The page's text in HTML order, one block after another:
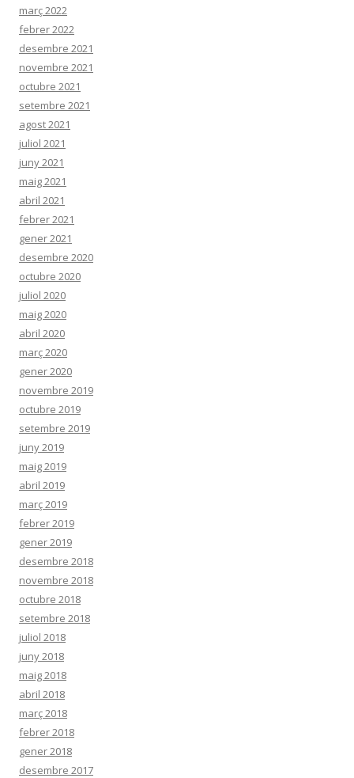
març 2022
febrer 2022
desembre 2021
novembre 2021
octubre 2021
setembre 2021
agost 2021
juliol 2021
juny 2021
maig 2021
abril 2021
febrer 2021
gener 2021
desembre 2020
octubre 2020
juliol 2020
maig 2020
abril 2020
març 2020
gener 2020
novembre 2019
octubre 2019
setembre 2019
juny 2019
maig 2019
abril 2019
març 2019
febrer 2019
gener 2019
desembre 2018
novembre 2018
octubre 2018
setembre 2018
juliol 2018
juny 2018
maig 2018
abril 2018
març 2018
febrer 2018
gener 2018
desembre 2017